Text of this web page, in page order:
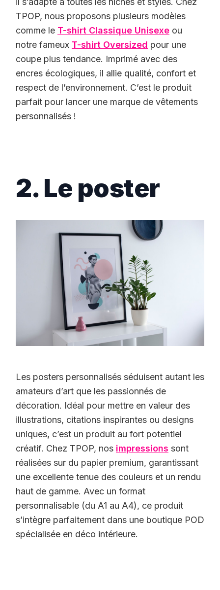
TPOP, nous proposons plusieurs modèles
comme le T-shirt Classique Unisexe ou
notre fameux T-shirt Oversized pour une
coupe plus tendance. Imprimé avec des
encres écologiques, il allie qualité, confort et
respect de l’environnement. C’est le produit
parfait pour lancer une marque de vêtements
personnalisés !
2. Le poster
Les posters personnalisés séduisent autant les
amateurs d’art que les passionnés de
décoration. Idéal pour mettre en valeur des
illustrations, citations inspirantes ou designs
uniques, c’est un produit au fort potentiel
créatif. Chez TPOP, nos impressions sont
réalisées sur du papier premium, garantissant
une excellente tenue des couleurs et un rendu
haut de gamme. Avec un format
personnalisable (du A1 au A4), ce produit
s’intègre parfaitement dans une boutique POD
spécialisée en déco intérieure.